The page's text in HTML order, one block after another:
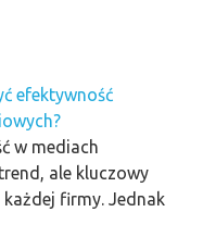
efektywność
w mediach
ale kluczowy
firmy. Jednak